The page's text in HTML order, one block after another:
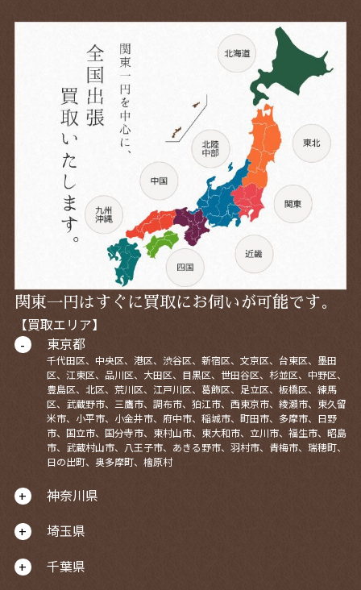
関東一円はすぐに買取にお伺いが可能です。
【買取エリア】
東京都
千代田区、中央区、港区、渋谷区、新宿区、文京区、台東区、墨田
区、江東区、品川区、大田区、目黒区、世田谷区、杉並区、中野区、
豊島区、北区、荒川区、江戸川区、葛飾区、足立区、板橋区、練馬
区、武蔵野市、三鷹市、調布市、狛江市、西東京市、綾瀬市、東久留
米市、小平市、小金井市、府中市、稲城市、町田市、多摩市、日野
市、国立市、国分寺市、東村山市、東大和市、立川市、福生市、昭島
市、武蔵村山市、八王子市、あきる野市、羽村市、青梅市、瑞穂町、
日の出町、奥多摩町、檜原村
神奈川県
埼玉県
千葉県